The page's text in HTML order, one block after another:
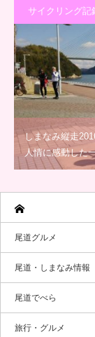
サイクリング記
しまなみ縦走
人情に感動した
尾道グルメ
尾道・しまなみ情報
尾道でべら
旅行・グルメ